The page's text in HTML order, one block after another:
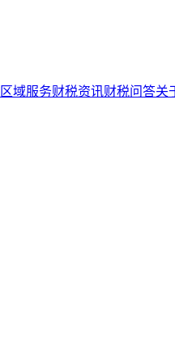
区域服务财税资讯财税问答关